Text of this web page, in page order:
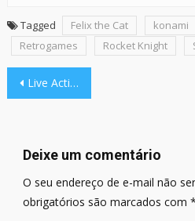
Tagged Felix the Cat konami
Retrogames
Rocket Knight
Navegação
Post
Live Action de Tekken com Jackie Chan e Jet Li: canal diz o que deu errado
Deixe um comentário
O seu endereço de e-mail não
obrigatórios são marcados com *